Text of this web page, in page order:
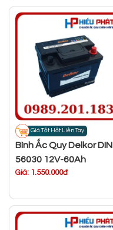
Giá Tốt Hốt Liền Tay
Bình Ắc Quy Delkor DIN
56030 12V-60Ah
Giá: 1.550.000đ